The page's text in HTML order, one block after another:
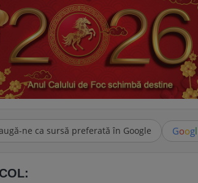
ne ca sursă preferată în Google Googl